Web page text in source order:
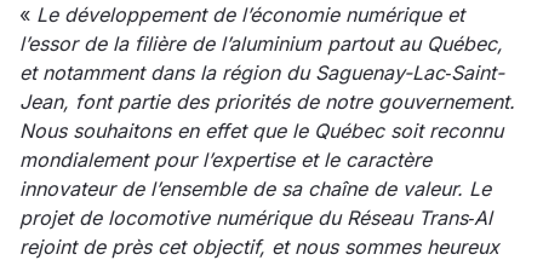
« Le développement de l’économie numérique et
l’essor de la filière de l’aluminium partout au Québec,
et notamment dans la région du Saguenay-Lac‑Saint­-
Jean, font partie des priorités de notre gouvernement.
Nous souhaitons en effet que le Québec soit reconnu
mondialement pour l’expertise et le caractère
innovateur de l’ensemble de sa chaîne de valeur. Le
projet de locomotive numérique du Réseau Trans‑Al
rejoint de près cet objectif, et nous sommes heureux